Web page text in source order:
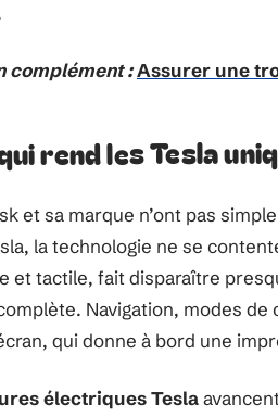
complément :Assurer une
rend les Tesla
et sa marque n’ont pas
la technologie ne se
et tactile, fait disparaître
Navigation, modes
qui donne à bord une
électriques Tesla